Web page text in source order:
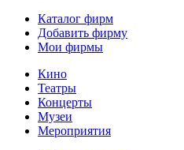
Каталог фирм
Добавить фирму
Мои фирмы
Кино
Театры
Концерты
Музеи
Мероприятия